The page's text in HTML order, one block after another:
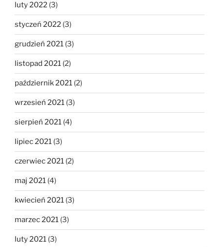
luty 2022 (3)
styczeń 2022 (3)
grudzień 2021 (3)
listopad 2021 (2)
październik 2021 (2)
wrzesień 2021 (3)
sierpień 2021 (4)
lipiec 2021 (3)
czerwiec 2021 (2)
maj 2021 (4)
kwiecień 2021 (3)
marzec 2021 (3)
luty 2021 (3)